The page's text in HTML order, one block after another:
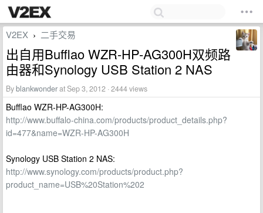
V2EX › 二手交易
出自用Bufflao WZR-HP-AG300H双频路
由器和Synology USB Station 2 NAS
Byblankwonderat Sep 3, 2012 · 2444 views
Bufflao WZR-HP-AG300H:
http://www.buffalo-china.com/products/product_details.php?
id=477&name=WZR-HP-AG300H
Synology USB Station 2 NAS:
http://www.synology.com/products/product.php?
product_name=USB%20Station%202